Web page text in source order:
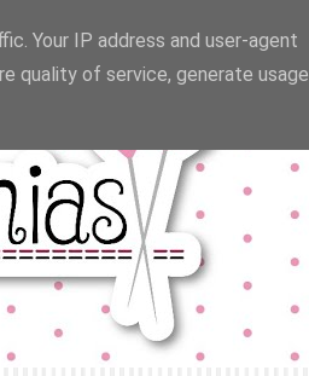
Your IP address and user-agent
quality of service, generate usage